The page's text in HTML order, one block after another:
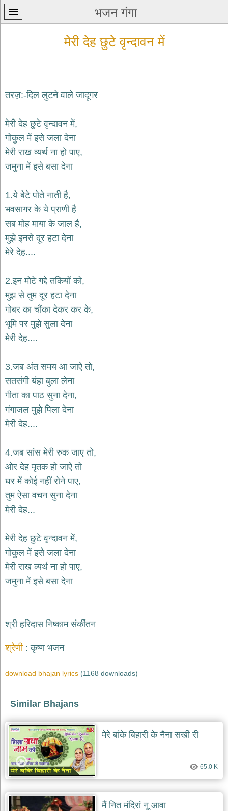
भजन गंगा
प्रथम
home
कृष्ण
भजन
krishna
bhajans
भजन
bhajans
हनुमान
भजन
hanuman
bhajans
भजन
bhajans
जैन
भजन
jain
bhajans
भजन
durga
bhajans
भजन
ganesh
bhajans
राम
भजन
raam
गुरुदेव
भजन
gurudev
विविध
भजन
miscellaneous
bhajans
विष्णु
बाबा
नाथ
balak
देश
भजन
bhajans
खाटू
श्याम
भजन
khatu
shaym
bhajans
मेरी देह छुटे वृन्दावन में
तरज़:-दिल लुटने वाले जादूगर
मेरी देह छुटे वृन्दावन में,
गोकुल में इसे जला देना
मेरी राख व्यर्थ ना हो पाए,
जमुना में इसे बसा देना
1.ये बेटे पोते नाती है,
भवसागर के ये प्राणी है
सब मोह माया के जाल है,
मुझे इनसे दूर हटा देना
मेरे देह....
2.इन मोटे गद्दे तकियों को,
मुझ से तुम दूर हटा देना
गोबर का चौंका देकर कर के,
भूमि पर मुझे सुला देना
मेरी देह....
3.जब अंत समय आ जाऐ तो,
सतसंगी यंहा बुला लेना
गीता का पाठ सुना देना,
गंगाजल मुझे पिला देना
मेरी देह....
4.जब सांस मेरी रुक जाए तो,
ओर देह मृतक हो जाऐ तो
घर में कोई नहीं रोने पाए,
तुम ऐसा वचन ‌सुना देना
मेरी देह...
मेरी देह छुटे वृन्दावन में,
गोकुल में इसे जला देना
मेरी राख व्यर्थ ना हो पाए,
जमुना में इसे बसा देना
श्री हरिदास निष्काम संर्कींतन
श्रेणी कृष्ण भजन
download bhajan lyrics (1168 downloads)
Similar Bhajans
मेरे बांके बिहारी के नैना सखी री
65.0 K
मैं नित मंदिरां नू आवा